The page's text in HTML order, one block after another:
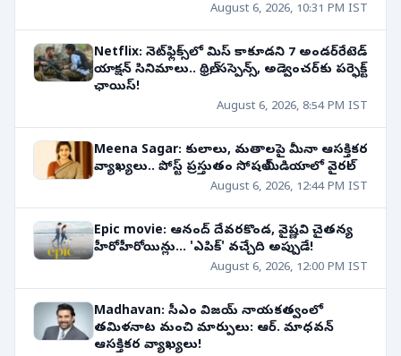
August 6, 2026, 10:31 PM IST
Netflix: నెట్‌ఫ్లిక్స్‌లో మిస్ కాకూడని 7 అండర్‌రేటెడ్
యాక్షన్ సినిమాలు.. థ్రిల్, సస్పెన్స్, అడ్వెంచర్‌కు పర్ఫెక్ట్
ఛాయిస్!
August 6, 2026, 8:54 PM IST
Meena Sagar: కులాలు, మతాలపై మీనా ఆసక్తికర
వ్యాఖ్యలు.. పోస్ట్ ప్రస్తుతం సోషల్ మీడియాలో వైరల్!
August 6, 2026, 12:44 PM IST
Epic movie: ఆనంద్ దేవరకొండ, వైష్ణవి చైతన్య
హీరోహీరోయిన్లు... 'ఎపిక్' వచ్చేది అప్పుడే!
August 6, 2026, 12:00 PM IST
Madhavan: సీఎం విజయ్ నాయకత్వంలో
తమిళనాట మంచి మార్పులు: ఆర్. మాధవన్
ఆసక్తికర వ్యాఖ్యలు!